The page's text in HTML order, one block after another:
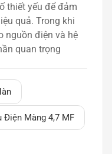
thiết yếu để đảm
quả. Trong khi
nguồn điện và hệ
quan trọng
đúng cách có
hồ quang Giảm sự
nhất quán của
Trong bài viết
hoạt động của
lại quan trọng
Điện Màng 4,7 ΜF